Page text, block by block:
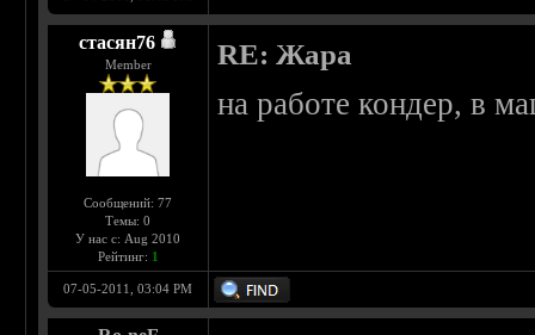
стасян76
Member
Сообщений: 77
Темы: 0
У нас с: Aug 2010
Рейтинг: 1
RE: Жара
на работе кондер, в
07-05-2011, 03:04 PM